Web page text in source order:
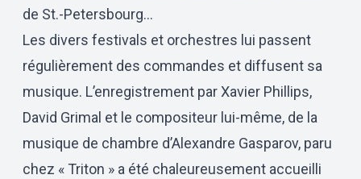
de St.-Petersbourg…
Les divers festivals et orchestres lui passent
régulièrement des commandes et diffusent sa
musique. L’enregistrement par Xavier Phillips,
David Grimal et le compositeur lui-même, de la
musique de chambre d’Alexandre Gasparov, paru
chez « Triton » a été chaleureusement accueilli